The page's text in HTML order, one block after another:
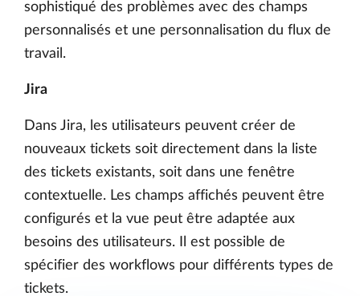
sophistiqué des problèmes avec des champs
personnalisés et une personnalisation du flux de
travail.
Jira
Dans Jira, les utilisateurs peuvent créer de
nouveaux tickets soit directement dans la liste
des tickets existants, soit dans une fenêtre
contextuelle. Les champs affichés peuvent être
configurés et la vue peut être adaptée aux
besoins des utilisateurs. Il est possible de
spécifier des workflows pour différents types de
tickets.